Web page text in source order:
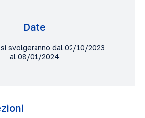
Date
svolgeranno dal 02/10/2023
al 08/01/2024